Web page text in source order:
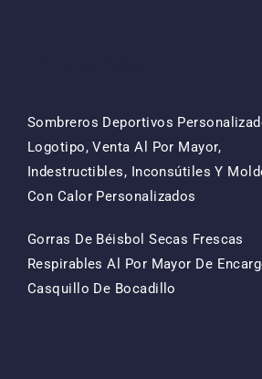
Sombreros Deportivos
Logotipo, Venta Al Por Mayor,
Indestructibles, Inconsútiles Y
Con Calor Personalizados
Original
Era:
Actual
Es:
Gorras De Béisbol Secas Frescas
Respirables Al Por Mayor De
Casquillo De Bocadillo